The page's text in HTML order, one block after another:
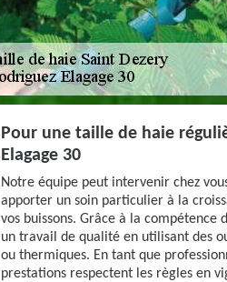
Pour une taille de haie
Elagage 30
Notre équipe peut intervenir chez
apporter un soin particulier à la
vos buissons. Grâce à la compétence
un travail de qualité en utilisant des
ou thermiques. En tant que
prestations respectent les règles en